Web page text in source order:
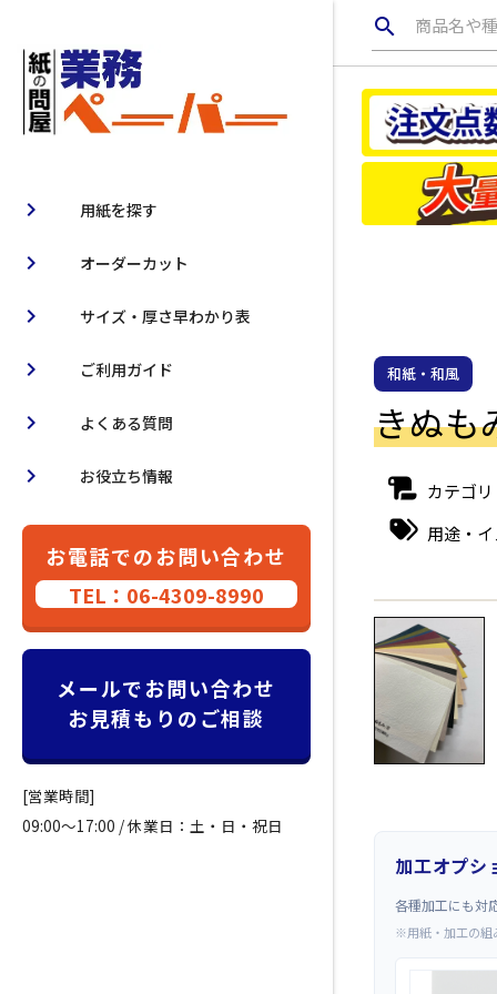
用紙を探す
chevron_right
オーダーカット
chevron_right
サイズ・厚さ早わかり表
chevron_right
ご利用ガイド
chevron_right
よくある質問
chevron_right
お役立ち情報
chevron_right
お電話でのお問い合わせ
TEL：06-4309-8990
メールでお問い合わせ
お見積もりのご相談
[営業時間]
09:00～17:00 / 休業日：土・日・祝日
search 商品名や
和紙・和風
きぬも
カテゴリ
用途・
←
加工オプシ
各種加工にも対
※用紙・加工の組